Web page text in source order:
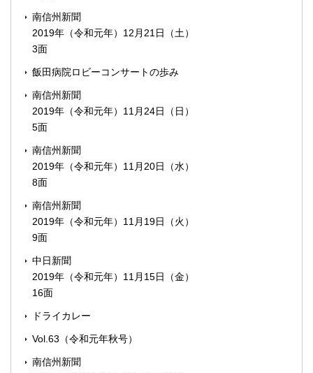
南信州新聞
2019年（令和元年）12月21日（土）
3面
飯田病院ロビーコンサートの歩み
南信州新聞
2019年（令和元年）11月24日（日）
5面
南信州新聞
2019年（令和元年）11月20日（水）
8面
南信州新聞
2019年（令和元年）11月19日（火）
9面
中日新聞
2019年（令和元年）11月15日（金）
16面
ドライカレー
Vol.63（令和元年秋号）
南信州新聞